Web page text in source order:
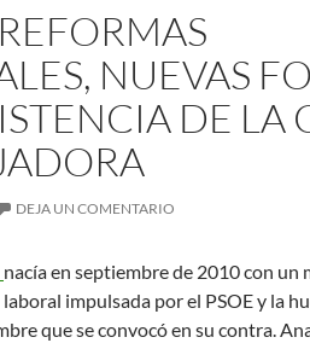
NUEVAS
DE LA
DEJA UN COMENTARIO
nacía en septiembre de 2010 con un
impulsada por el PSOE y la
que se convocó en su contra.